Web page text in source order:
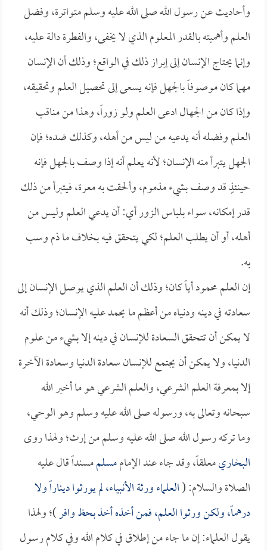
وأحاديث عن رسول الله صلى الله عليه وسلم متواترة، وفضل
العلم وأهميته بالقدر المعلوم الذي لا يخفى، والفطرة دالة عليه،
وإنما يحتاج الإنسان إلى إبراز ذلك في الواقع؛ وذلك أن الإنسان
مهما كان موصوفاً بالجهل فإنه يسعى إلى تحصيل العلم وتحقيقه،
وإذا كان من الجهال ادعى العلم ولو زوراً، وهذا من مناقب
العلم وفضله أنه يدعيه من ليس من أهله، وكذلك ضده؛ فإن
الجهل يتبرأ منه الإنسان؛ لأنه يعلم أنه إذا وصف بالجهل فإنه
حينئذٍ قد وصف بشيء مذموم، وألحقت به معرة، فيتبرأ من ذلك
قدر إمكانه، سواء بلباس الزور أي: أن يدعي العلم وليس من
أهله، أو أن يطلب العلم؛ لكي يتحقق فيه بخلاف ما ذم وسب
به.
إن العلم محمود أياً كان؛ وذلك أن العلم الذي يوصل الإنسان إلى
سعادته في دينه ودنياه من أعظم ما يحمد عليه الإنسان؛ وذلك أنه
لا يمكن أن تتحقق السعادة للإنسان في دينه إلا بشيء من علوم
الدنيا، ولا يمكن أن يجتمع للإنسان سعادة الدنيا وسعادة الآخرة
إلا بمعرفة العلم الشرعي، والعلم الشرعي هو ما أخبر الله
سبحانه وتعالى به، ورسوله صلى الله عليه وسلم وهو الوحي،
وما تركه رسول الله صلى الله عليه وسلم من إرث؛ ولهذا روى
البخاريمعلقاً، وقد جاء عند الإماممسلممسنداً قال عليه
الصلاة والسلام: (العلماء ورثة الأنبياء، لم يورثوا ديناراً ولا
درهماً، ولكن ورثوا العلم، فمن أخذه أخذ بحظ وافر)؛ ولهذا
يقول العلماء: إن ما جاء من إطلاق في كلام الله وفي كلام رسول